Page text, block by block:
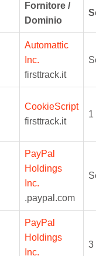
Fornitore /
Dominio
Automattic
Inc.
firsttrack.it
CookieScript
firsttrack.it
1
PayPal
Holdings
Inc.
.paypal.com
PayPal
Holdings
Inc.
3